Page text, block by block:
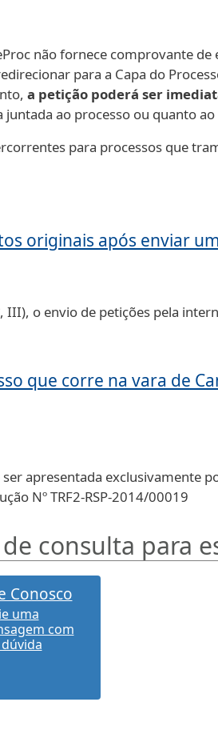
não fornece comprovante
para a Capa do
a petição poderá ser
ao processo ou quanto
para processos que
originais após enviar
III), o envio de petições pela
que corre na vara de
apresentada exclusivamente
Nº TRF2-RSP-2014/00019
consulta para
Conosco
uma
com